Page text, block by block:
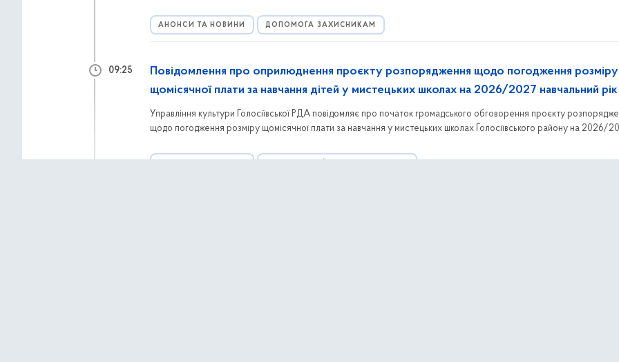
АНОНСИ ТА НОВИНИ ДОПОМОГА ЗАХИСНИКАМ
Повідомлення про оприлюднення проєкту розпорядження щодо погодження розміру
щомісячної плати за навчання дітей у мистецьких школах на 2026/2027 навчальний рік
Управління культури Голосіївської РДА повідомляє про початок громадського обговорення проєкту
щодо погодження розміру щомісячної плати за навчання у мистецьких школах Голосіївського району на 2026/
відповідно до законодавства України.
09:25